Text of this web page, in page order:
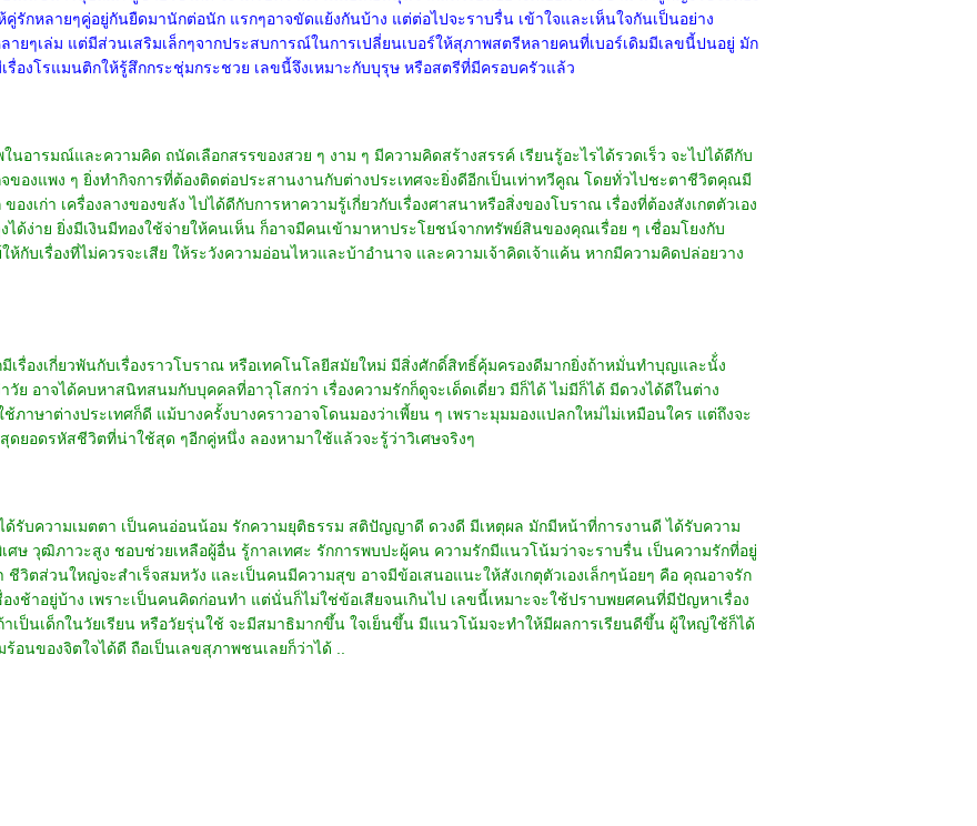
คู่รักหลายๆคู่อยู่กันยืดมานักต่อนัก แรกๆอาจขัดแย้งกันบ้าง แต่ต่อไปจะราบรื่น เข้าใจและเห็นใจกันเป็นอย่าง
ายๆเล่ม แต่มีส่วนเสริมเล็กๆจากประสบการณ์ในการเปลี่ยนเบอร์ให้สุภาพสตรีหลายคนที่เบอร์เดิมมีเลขนี้ปนอยู่ มัก
เรื่องโรแมนติกให้รู้สึกกระชุ่มกระชวย เลขนี้จึงเหมาะกับบุรุษ หรือสตรีที่มีครอบครัวแล้ว
อารมณ์และความคิด ถนัดเลือกสรรของสวย ๆ งาม ๆ มีความคิดสร้างสรรค์ เรียนรู้อะไรได้รวดเร็ว จะไปได้ดีกับ
ของแพง ๆ ยิ่งทำกิจการที่ต้องติดต่อประสานงานกับต่างประเทศจะยิ่งดีอีกเป็นเท่าทวีคูณ โดยทั่วไปชะตาชีวิตคุณมี
เก่า เครื่องลางของขลัง ไปได้ดีกับการหาความรู้เกี่ยวกับเรื่องศาสนาหรือสิ่งของโบราณ เรื่องที่ต้องสังเกตตัวเอง
ด้ง่าย ยิ่งมีเงินมีทองใช้จ่ายให้คนเห็น ก็อาจมีคนเข้ามาหาประโยชน์จากทรัพย์สินของคุณเรื่อย ๆ เชื่อมโยงกับ
ห้กับเรื่องที่ไม่ควรจะเสีย ให้ระวังความอ่อนไหวและบ้าอำนาจ และความเจ้าคิดเจ้าแค้น หากมีความคิดปล่อยวาง
องเกี่ยวพันกับเรื่องราวโบราณ หรือเทคโนโลยีสมัยใหม่ มีสิ่งศักดิ์สิทธิ์คุ้มครองดีมากยิ่งถ้าหมั่นทำบุญและนั้่ง
ย อาจได้คบหาสนิทสนมกับบุคคลที่อาวุโสกว่า เรื่องความรักก็ดูจะเด็ดเดี่ยว มีก็ได้ ไม่มีก็ได้ มีดวงได้ดีในต่าง
ภาษาต่างประเทศก็ดี แม้บางครั้งบางคราวอาจโดนมองว่าเพี้ยน ๆ เพราะมุมมองแปลกใหม่ไม่เหมือนใคร แต่ถึงจะ
ดยอดรหัสชีวิตที่น่าใช้สุด ๆอีกคู่หนึ่ง ลองหามาใช้แล้วจะรู้ว่าวิเศษจริงๆ
รับความเมตตา เป็นคนอ่อนน้อม รักความยุติธรรม สติปัญญาดี ดวงดี มีเหตุผล มักมีหน้าที่การงานดี ได้รับความ
ศษ วุฒิภาวะสูง ชอบช่วยเหลือผู้อื่น รู้กาลเทศะ รักการพบปะผู้คน ความรักมีแนวโน้มว่าจะราบรื่น เป็นความรักที่อยู่
ชีวิตส่วนใหญ่จะสำเร็จสมหวัง และเป็นคนมีความสุข อาจมีข้อเสนอแนะให้สังเกตุตัวเองเล็กๆน้อยๆ คือ คุณอาจรัก
งช้าอยู่บ้าง เพราะเป็นคนคิดก่อนทำ แต่นั่นก็ไม่ใช่ข้อเสียจนเกินไป เลขนี้เหมาะจะใช้ปราบพยศคนที่มีปัญหาเรื่อง
เป็นเด็กในวัยเรียน หรือวัยรุ่นใช้ จะมีสมาธิมากขึ้น ใจเย็นขึ้น มีแนวโน้มจะทำให้มีผลการเรียนดีขึ้น ผู้ใหญ่ใช้ก็ได้
นของจิตใจได้ดี ถือเป็นเลขสุภาพชนเลยก็ว่าได้ ..